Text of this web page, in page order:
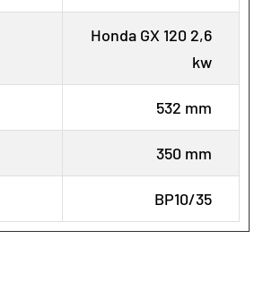
Honda GX 120 2,6
kw
532 mm
350 mm
BP10/35